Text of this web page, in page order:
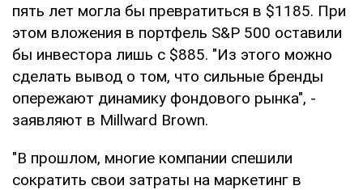
пять лет могла бы превратиться в $1185. При
этом вложения в портфель S&P 500 оставили
бы инвестора лишь с $885. "Из этого можно
сделать вывод о том, что сильные бренды
опережают динамику фондового рынка", -
заявляют в Millward Brown.
"В прошлом, многие компании спешили
сократить свои затраты на маркетинг в